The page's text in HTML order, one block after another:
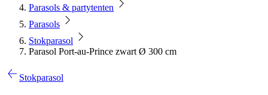
Parasols & partytenten
Parasols
Stokparasol
Parasol Port-au-Prince zwart Ø 300 cm
Stokparasol